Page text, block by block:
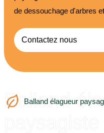
de dessouchage d'arbres
Contactez nous
Balland élagueur
Balland